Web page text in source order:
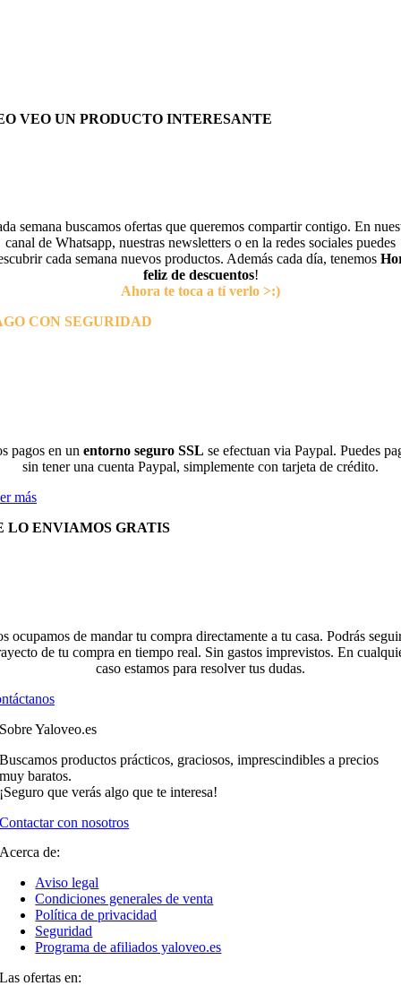
VEO UN PRODUCTO INTERESANTE
semana buscamos ofertas que queremos compartir contigo. En
canal de Whatsapp, nuestras newsletters o en la redes sociales puedes
cada semana nuevos productos. Además cada día, tenemos
feliz de descuentos!
Ahora te toca a tí verlo >:)
CON SEGURIDAD
pagos en un entorno seguro SSL se efectuan via Paypal. Puedes
sin tener una cuenta Paypal, simplemente con tarjeta de crédito.
más
LO ENVIAMOS GRATIS
ocupamos de mandar tu compra directamente a tu casa. Podrás
de tu compra en tiempo real. Sin gastos imprevistos. En
caso estamos para resolver tus dudas.
Sobre Yaloveo.es
Buscamos productos prácticos, graciosos, imprescindibles a precios
muy baratos.
¡Seguro que verás algo que te interesa!
Contactar con nosotros
Acerca de:
Aviso legal
Condiciones generales de venta
Política de privacidad
Seguridad
Programa de afiliados yaloveo.es
Las ofertas en: